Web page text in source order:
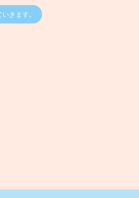
きます。